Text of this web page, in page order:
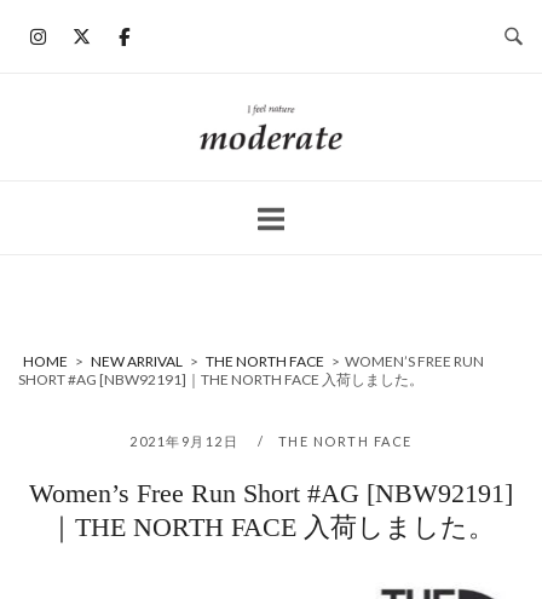
ホ
ー
HOME > NEW ARRIVAL > THE NORTH FACE > WOMEN’S FREE RUN
SHORT #AG [NBW92191]｜THE NORTH FACE 入荷しました。
2021年9月12日 THE NORTH FACE
Women’s Free Run Short #AG [NBW92191]
｜THE NORTH FACE 入荷しました。